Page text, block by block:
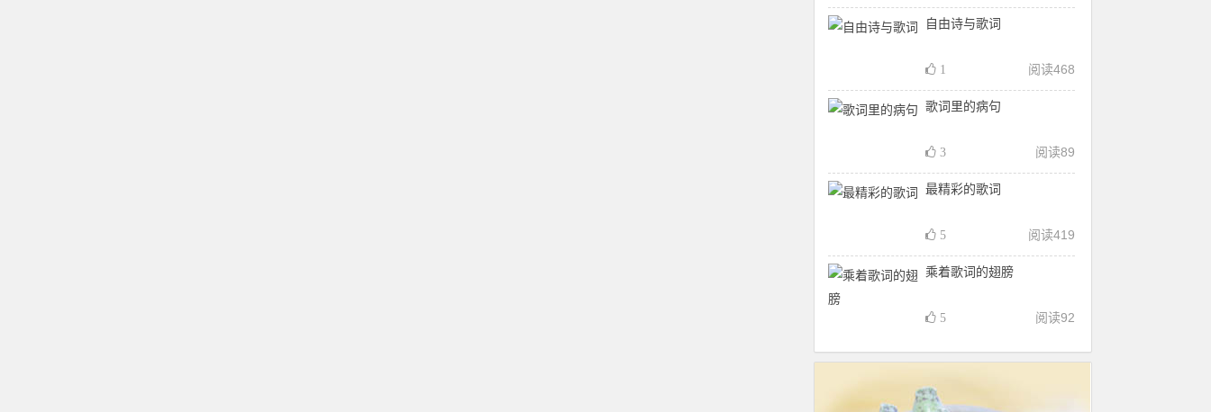
自由诗与歌词
阅读468
1
歌词里的病句
阅读89
3
最精彩的歌词
阅读419
5
乘着歌词的翅膀
阅读92
5